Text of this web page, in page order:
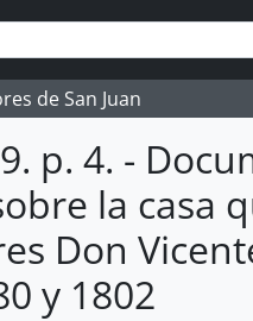
de San Juan
p. 4. -
la casa
Don
y 1802